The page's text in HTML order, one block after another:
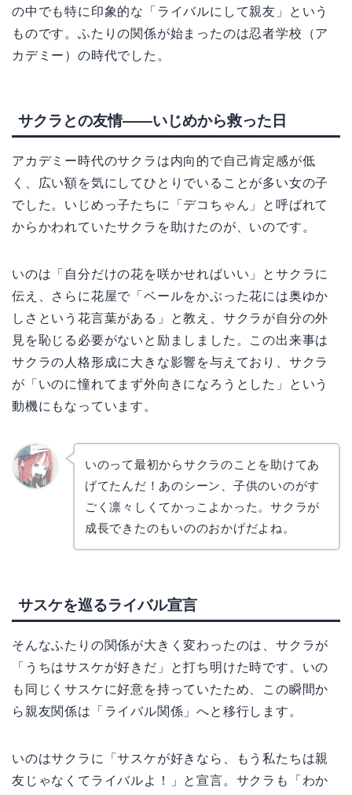
の中でも特に印象的な「ライバルにして親友」という
ものです。ふたりの関係が始まったのは忍者学校（ア
カデミー）の時代でした。
サクラとの友情——いじめから救った日
アカデミー時代のサクラは内向的で自己肯定感が低
く、広い額を気にしてひとりでいることが多い女の子
でした。いじめっ子たちに「デコちゃん」と呼ばれて
からかわれていたサクラを助けたのが、いのです。
いのは「自分だけの花を咲かせればいい」とサクラに
伝え、さらに花屋で「ベールをかぶった花には奥ゆか
しさという花言葉がある」と教え、サクラが自分の外
見を恥じる必要がないと励ましました。この出来事は
サクラの人格形成に大きな影響を与えており、サクラ
が「いのに憧れてまず外向きになろうとした」という
動機にもなっています。
いのって最初からサクラのことを助けてあ
げてたんだ！あのシーン、子供のいのがす
ごく凛々しくてかっこよかった。サクラが
成長できたのもいののおかげだよね。
サスケを巡るライバル宣言
そんなふたりの関係が大きく変わったのは、サクラが
「うちはサスケが好きだ」と打ち明けた時です。いの
も同じくサスケに好意を持っていたため、この瞬間か
ら親友関係は「ライバル関係」へと移行します。
いのはサクラに「サスケが好きなら、もう私たちは親
友じゃなくてライバルよ！」と宣言。サクラも「わか